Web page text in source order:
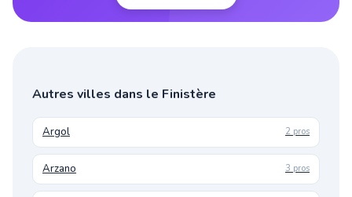
Autres villes dans le Finistère
Argol 2 pros
Arzano 3 pros